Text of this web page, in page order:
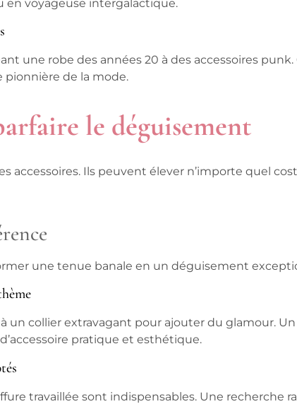
en voyageuse intergalactique.
une robe des années 20 à des accessoires punk.
pionnière de la mode.
le déguisement
accessoires. Ils peuvent élever n’importe quel
une tenue banale en un déguisement
un collier extravagant pour ajouter du glamour. Un
pratique et esthétique.
travaillée sont indispensables. Une recherche